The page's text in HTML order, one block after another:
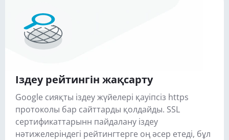
Іздеу рейтингін жақсарту
Google сияқты іздеу жүйелері қауіпсіз https
протоколы бар сайттарды қолдайды. SSL
сертификаттарынн пайдалану іздеу
нәтижелеріндегі рейтингтерге оң әсер етеді, бұл